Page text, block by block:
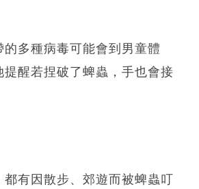
多種病毒可能會到男童體
醒若捏破了蜱蟲，手也會接
有因散步、郊遊而被蜱蟲叮